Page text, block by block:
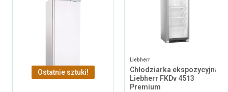
Ostatnie sztuki!
Liebherr
Chłodziarka ekspozycyjna
Liebherr FKDv 4513
Premium